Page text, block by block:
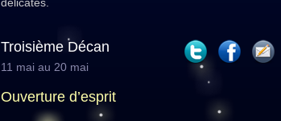
Troisième Décan
11 mai au 20 mai
Ouverture d’esprit